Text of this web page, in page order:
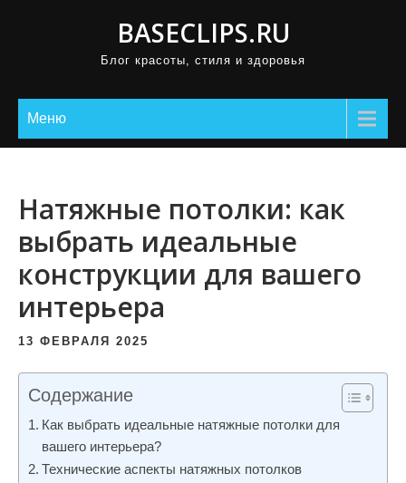
BASECLIPS.RU
Блог красоты, стиля и здоровья
Меню
Натяжные потолки: как
выбрать идеальные
конструкции для вашего
интерьера
13 ФЕВРАЛЯ 2025
Содержание
Как выбрать идеальные натяжные потолки для
вашего интерьера?
Технические аспекты натяжных потолков